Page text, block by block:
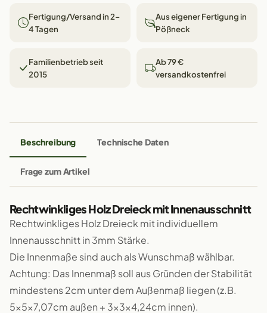
Fertigung/Versand in 2–
4 Tagen
Aus eigener Fertigung in
Pößneck
Familienbetrieb seit
2015
Ab 79 €
versandkostenfrei
Beschreibung Technische Daten
Frage zum Artikel
Rechtwinkliges Holz Dreieck mit Innenausschnitt
Rechtwinkliges Holz Dreieck mit individuellem
Innenausschnitt in 3mm Stärke.
Die Innenmaße sind auch als Wunschmaß wählbar.
Achtung: Das Innenmaß soll aus Gründen der Stabilität
mindestens 2cm unter dem Außenmaß liegen (z.B.
5x5x7,07cm außen + 3x3x4,24cm innen).